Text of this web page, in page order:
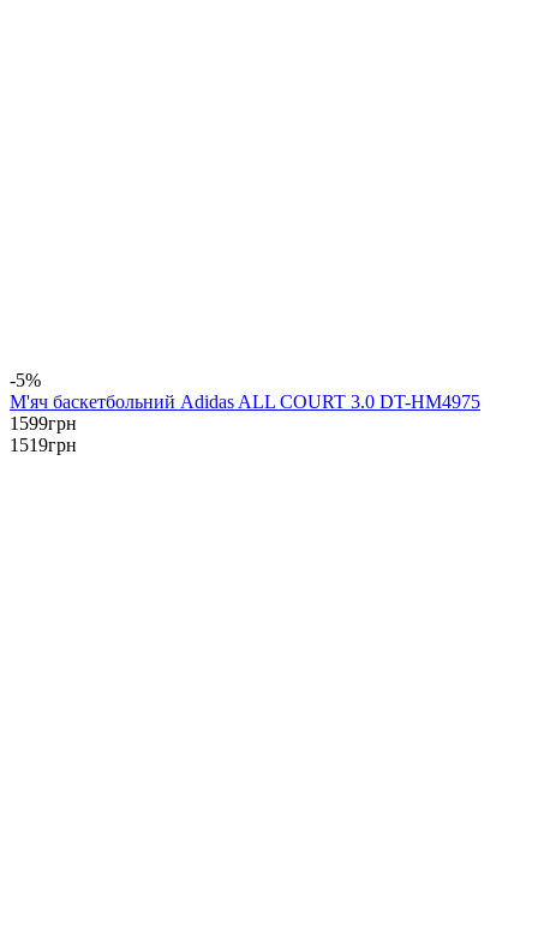
-5%
М'яч баскетбольний Adidas ALL COURT 3.0 DT-HM4975
1599грн
1519грн